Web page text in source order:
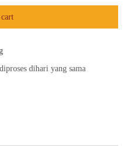
dihari yang sama